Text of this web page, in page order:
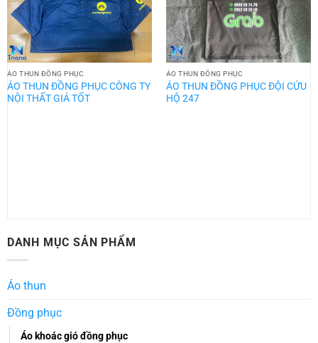
ÁO THUN ĐỒNG PHỤC
ÁO THUN ĐỒNG PHỤC CÔNG TY
NỘI THẤT GIÁ TỐT
ÁO THUN ĐỒNG PHỤC
ÁO THUN ĐỒNG PHỤC ĐỘI CỨU
HỘ 247
DANH MỤC SẢN PHẨM
Áo thun
Đồng phục
Áo khoác gió đồng phục